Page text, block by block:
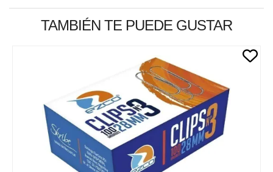
TAMBIÉN TE PUEDE GUSTAR